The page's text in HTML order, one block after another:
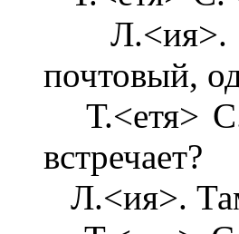
Л.<ия>.
почтовый,
Т.<етя>
встречает?
Л.<ия>.